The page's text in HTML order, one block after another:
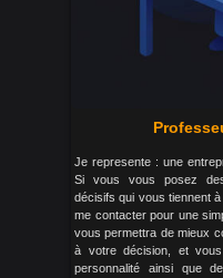
Je represente : une
Si vous vous posez
décisifs qui vous tiennent
me contacter pour une
vous permettra de mieux
à votre décision, et
personnalité ainsi que